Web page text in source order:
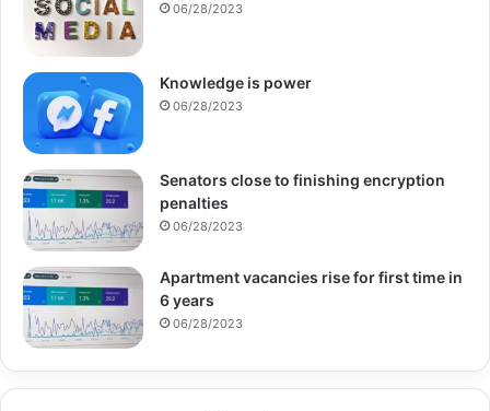
06/28/2023
Knowledge is power
06/28/2023
Senators close to finishing encryption
penalties
06/28/2023
Apartment vacancies rise for first time in
6 years
06/28/2023